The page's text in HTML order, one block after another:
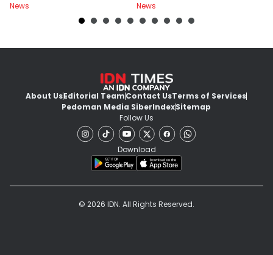
News
News
About UsEditorial TeamContact UsTerms of Services
Pedoman Media SiberIndexSitemap
Follow Us
Download
© 2026 IDN. All Rights Reserved.